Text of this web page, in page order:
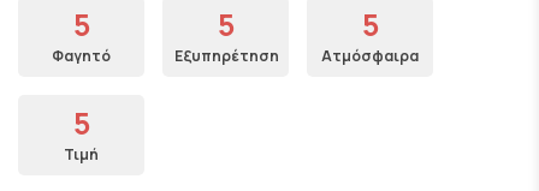
5
Φαγητό
5
Εξυπηρέτηση
5
Ατμόσφαιρα
5
Τιμή